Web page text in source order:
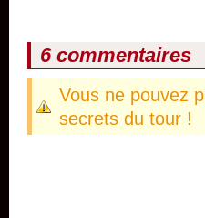
6 commentaires
Vous ne pouvez
secrets du tour !